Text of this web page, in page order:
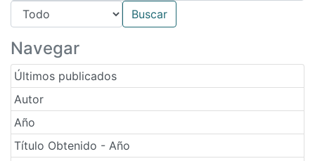
Navegar
Últimos publicados
Autor
Año
Título Obtenido - Año